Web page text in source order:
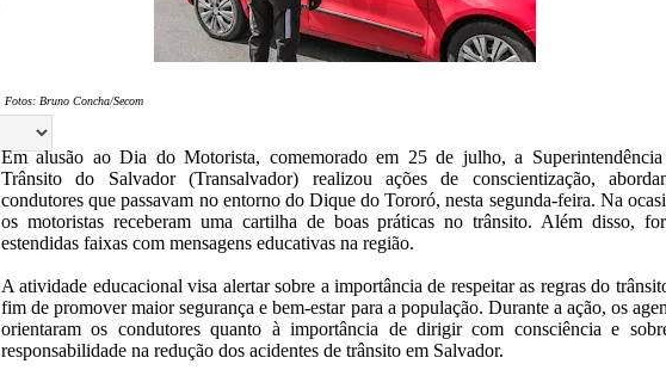
Fotos: Bruno Concha/Secom
Em alusão ao Dia do Motorista, comemorado em 25 de julho, a
Trânsito do Salvador (Transalvador) realizou ações de conscientização,
condutores que passavam no entorno do Dique do Tororó, nesta segunda-feira. Na
os motoristas receberam uma cartilha de boas práticas no trânsito. Além disso,
estendidas faixas com mensagens educativas na região.
A atividade educacional visa alertar sobre a importância de respeitar as regras do
fim de promover maior segurança e bem-estar para a população. Durante a ação, os
orientaram os condutores quanto à importância de dirigir com consciência e
responsabilidade na redução dos acidentes de trânsito em Salvador.